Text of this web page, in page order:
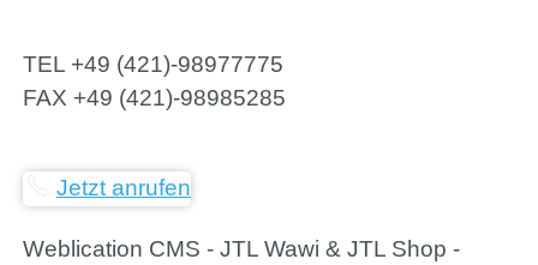
TEL +49 (421)-98977775
FAX +49 (421)-98985285
Jetzt anrufen
Weblication CMS - JTL Wawi & JTL Shop -